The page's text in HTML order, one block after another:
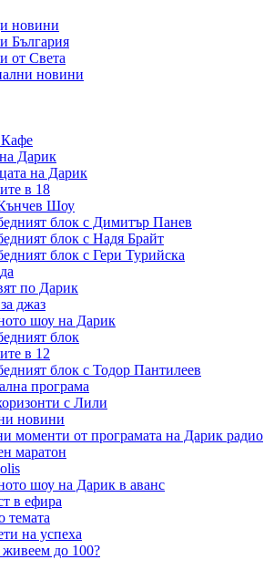
новини
България
от Света
новини
Дарик
на Дарик
в 18
Шоу
блок с Димитър Панев
блок с Надя Брайт
блок с Гери Турийска
по Дарик
джаз
шоу на Дарик
блок
в 12
блок с Тодор Пантилеев
програма
с Лили
новини
моменти от програмата на Дарик радио
маратон
шоу на Дарик в аванс
в ефира
темата
на успеха
до 100?